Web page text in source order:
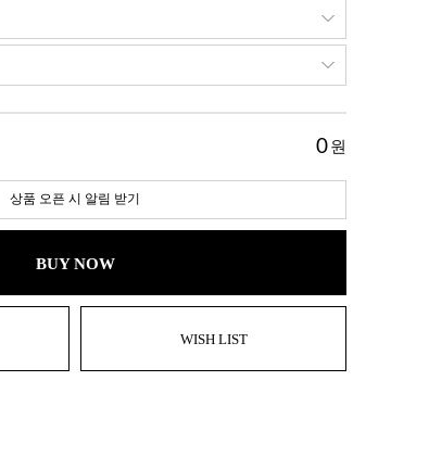
0원
상품 오픈 시 알림 받기
BUY NOW
WISH LIST